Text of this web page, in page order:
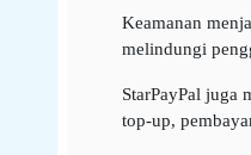
Keamanan
melindungi
StarPayPal juga
top-up,